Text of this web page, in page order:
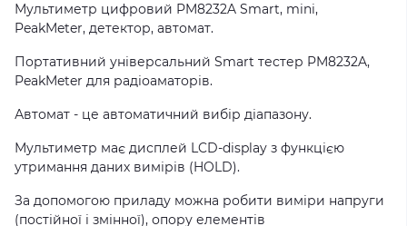
Мультиметр цифровий PM8232A Smart, mini,
PeakMeter, детектор, автомат.
Портативний універсальний Smart тестер PM8232A,
PeakMeter для радіоаматорів.
Автомат - це автоматичний вибір діапазону.
Мультиметр має дисплей LCD-display з функцією
утримання даних вимірів (HOLD).
За допомогою приладу можна робити виміри напруги
(постійної і змінної), опору елементів